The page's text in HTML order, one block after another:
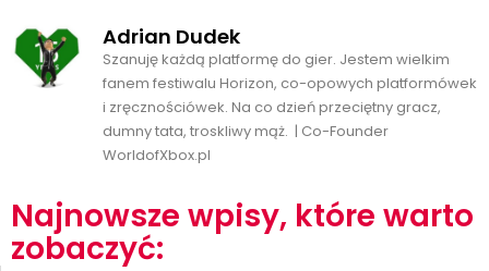
Adrian Dudek
Szanuję każdą platformę do gier. Jestem wielkim
fanem festiwalu Horizon, co-opowych platformówek
i zręcznościówek. Na co dzień przeciętny gracz,
dumny tata, troskliwy mąż. | Co-Founder
WorldofXbox.pl
Najnowsze wpisy, które warto
zobaczyć: